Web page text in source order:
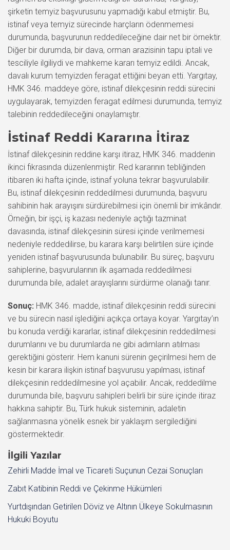
şirketin temyiz başvurusunu yapmadığı kabul etmiştir. Bu,
istinaf veya temyiz sürecinde harçların ödenmemesi
durumunda, başvurunun reddedileceğine dair net bir örnektir.
Diğer bir durumda, bir dava, orman arazisinin tapu iptali ve
tesciliyle ilgiliydi ve mahkeme kararı temyiz edildi. Ancak,
davalı kurum temyizden feragat ettiğini beyan etti. Yargıtay,
HMK 346. maddeye göre, istinaf dilekçesinin reddi sürecini
uygulayarak, temyizden feragat edilmesi durumunda, temyiz
talebinin reddedileceğini onaylamıştır.
İstinaf Reddi Kararına İtiraz
İstinaf dilekçesinin reddine karşı itiraz, HMK 346. maddenin
ikinci fıkrasında düzenlenmiştir. Red kararının tebliğinden
itibaren iki hafta içinde, istinaf yoluna tekrar başvurulabilir.
Bu, istinaf dilekçesinin reddedilmesi durumunda, başvuru
sahibinin hak arayışını sürdürebilmesi için önemli bir imkândır.
Örneğin, bir işçi, iş kazası nedeniyle açtığı tazminat
davasında, istinaf dilekçesinin süresi içinde verilmemesi
nedeniyle reddedilirse, bu karara karşı belirtilen süre içinde
yeniden istinaf başvurusunda bulunabilir. Bu süreç, başvuru
sahiplerine, başvurularının ilk aşamada reddedilmesi
durumunda bile, adalet arayışlarını sürdürme olanağı tanır.
Sonuç: HMK 346. madde, istinaf dilekçesinin reddi sürecini
ve bu sürecin nasıl işlediğini açıkça ortaya koyar. Yargıtay’ın
bu konuda verdiği kararlar, istinaf dilekçesinin reddedilmesi
durumlarını ve bu durumlarda ne gibi adımların atılması
gerektiğini gösterir. Hem kanuni sürenin geçirilmesi hem de
kesin bir karara ilişkin istinaf başvurusu yapılması, istinaf
dilekçesinin reddedilmesine yol açabilir. Ancak, reddedilme
durumunda bile, başvuru sahipleri belirli bir süre içinde itiraz
hakkına sahiptir. Bu, Türk hukuk sisteminin, adaletin
sağlanmasına yönelik esnek bir yaklaşım sergilediğini
göstermektedir.
İlgili Yazılar
Zehirli Madde İmal ve Ticareti Suçunun Cezai Sonuçları
Zabıt Katibinin Reddi ve Çekinme Hükümleri
Yurtdışından Getirilen Döviz ve Altının Ülkeye Sokulmasının
Hukuki Boyutu